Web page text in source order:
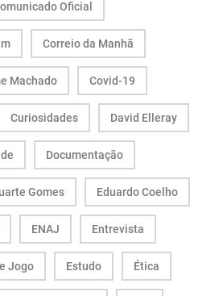
Oficial
Correio da Manhã
Machado Covid-19
Curiosidades David Elleray
Documentação
Gomes Eduardo Coelho
ENAJ Entrevista
Jogo Estudo Ética